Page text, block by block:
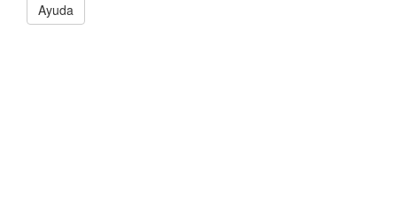
Ayuda